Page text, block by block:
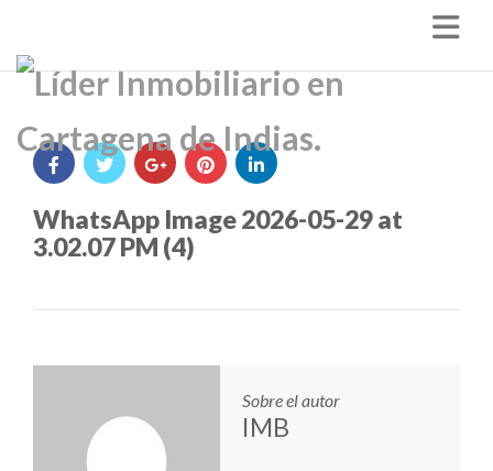
WhatsApp Image 2026-05-29 at
3.02.07 PM (4)
Sobre el autor
IMB